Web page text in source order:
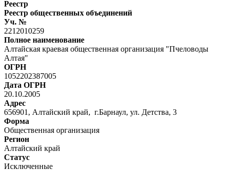
Реестр
Реестр общественных объединений
Уч. №
2212010259
Полное наименование
Алтайская краевая общественная организация "Пчеловоды
Алтая"
ОГРН
1052202387005
Дата ОГРН
20.10.2005
Адрес
656901, Алтайский край, г.Барнаул, ул. Детства, 3
Форма
Общественная организация
Регион
Алтайский край
Статус
Исключенные